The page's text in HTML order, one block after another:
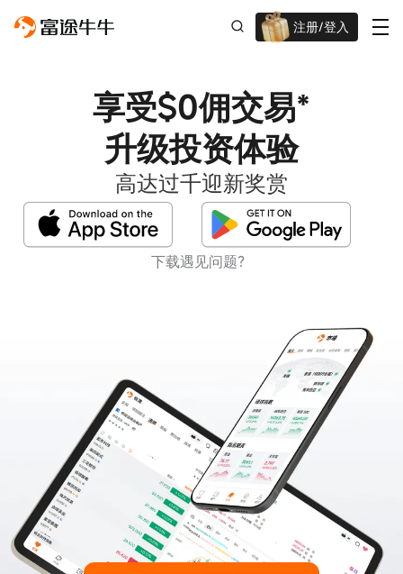
注册/登入
享受$0佣交易*
升级投资体验
高达过千迎新奖赏
下载遇见问题？